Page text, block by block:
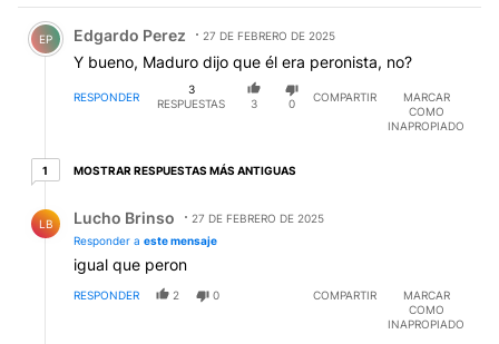
Comentario de Edgardo Perez.
EP Edgardo Perez 27 DE FEBRERO DE 2025
Y bueno, Maduro dijo que él era peronista, no?
RESPONDER
3
RESPUESTAS
3 0
COMPARTIR
MARCAR
COMO
INAPROPIADO
11 respuesta más antiguas
MOSTRAR RESPUESTAS MÁS ANTIGUAS
LB Lucho Brinso
27 DE FEBRERO DE 2025
Responder a este mensaje
igual que peron
RESPONDER 2 0 COMPARTIR
MARCAR
COMO
INAPROPIADO